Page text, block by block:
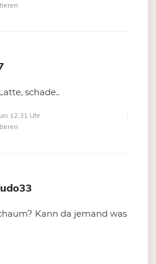
schade..
12:31 Uhr
Kann da jemand was